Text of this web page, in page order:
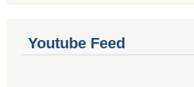
Youtube Feed